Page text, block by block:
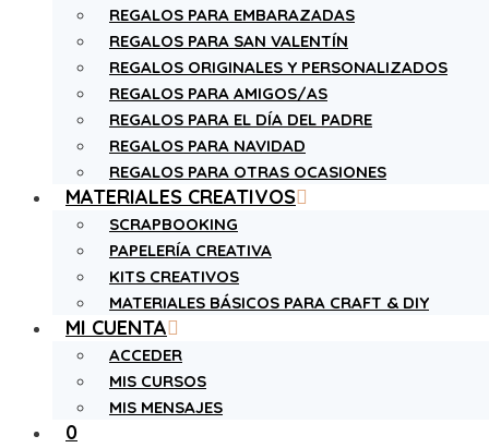
REGALOS PARA EMBARAZADAS
REGALOS PARA SAN VALENTÍN
REGALOS ORIGINALES Y PERSONALIZADOS
REGALOS PARA AMIGOS/AS
REGALOS PARA EL DÍA DEL PADRE
REGALOS PARA NAVIDAD
REGALOS PARA OTRAS OCASIONES
MATERIALES CREATIVOS
SCRAPBOOKING
PAPELERÍA CREATIVA
KITS CREATIVOS
MATERIALES BÁSICOS PARA CRAFT & DIY
MI CUENTA
ACCEDER
MIS CURSOS
MIS MENSAJES
0